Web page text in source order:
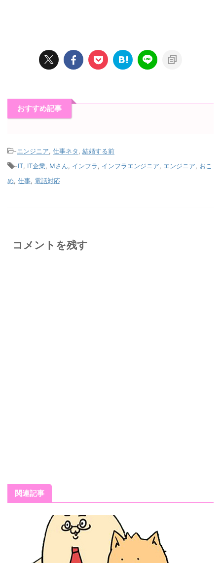
おすすめ記事
-エンジニア 仕事ネタ
結婚する前
-IT IT企業 Mさん インフラ インフラエンジニア エンジニア
おこ
め 仕事 電話対応
コメントを残す
関連記事